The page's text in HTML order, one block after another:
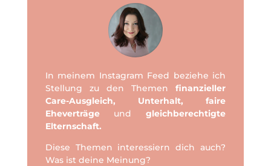
In meinem Instagram Feed beziehe ich
Stellung zu den Themenfinanzieller
Care-Ausgleich, Unterhalt, faire
Eheverträgeundgleichberechtigte
Elternschaft.
Diese Themen interessiern dich auch?
Was ist deine Meinung?